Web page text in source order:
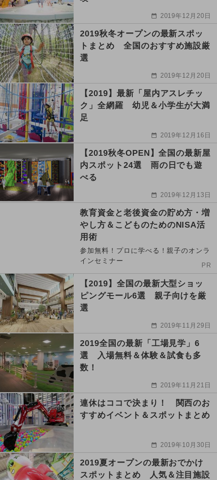
2019年12月20日
2019秋冬オープンの最新スポッ
トまとめ 全国のおすすめ施設厳
選
2019年12月20日
【2019】最新「屋内アスレチッ
ク」全網羅 幼児＆小学生が大満
足
2019年12月16日
【2019秋冬OPEN】全国の最新屋
内スポット24選 雨の日でも遊
べる
2019年12月13日
教育資金と老後資金の貯め方・増
やし方＆こどものためのNISA活
用術
参加無料！プロに学べる！親子のオンラ
インセミナー
PR
【2019】全国の最新大型ショッ
ピングモール6選 親子向けを厳
選
2019年11月29日
2019全国の最新「工場見学」6
選 入場無料＆体験＆試食も多
数！
2019年11月21日
連休はココで決まり！ 関西のお
すすめイベント＆スポットまとめ
2019年10月30日
2019夏オープンの最新おでかけ
スポットまとめ 人気＆注目施設